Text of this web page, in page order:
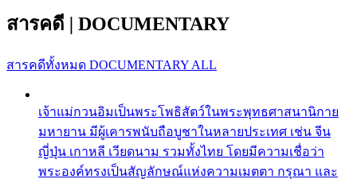
สารคดี | DOCUMENTARY
สารคดีทั้งหมด DOCUMENTARY ALL
เจ้าแม่กวนอิมเป็นพระโพธิสัตว์ในพระพุทธศาสนานิกาย
มหายาน มีผู้เคารพนับถือบูชาในหลายประเทศ เช่น จีน
ญี่ปุ่น เกาหลี เวียดนาม รวมทั้งไทย โดยมีความเชื่อว่า
พระองค์ทรงเป็นสัญลักษณ์แห่งความเมตตา กรุณา และ